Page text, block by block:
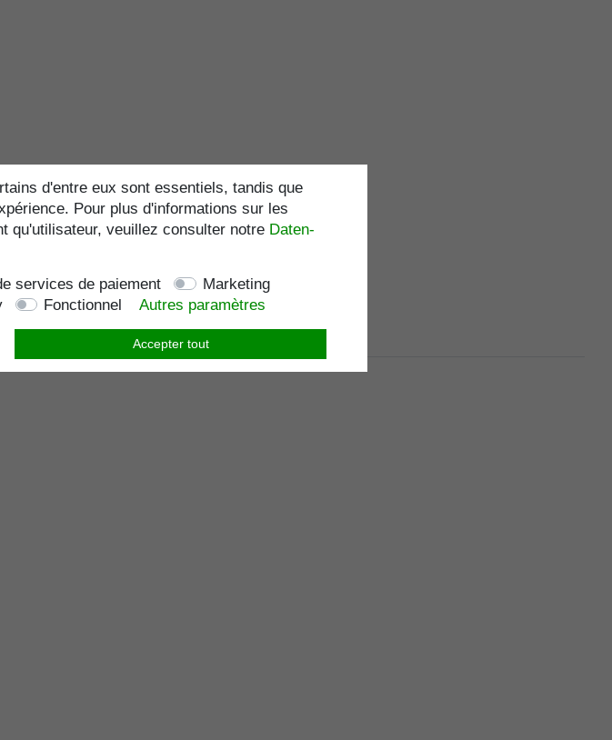
d'entre eux sont essentiels, tandis que
Pour plus d'informations sur les
qu'utilisateur, veuillez consulter notre Daten­
services de paiement
Marketing
Fonctionnel Autres paramètres
Accepter tout